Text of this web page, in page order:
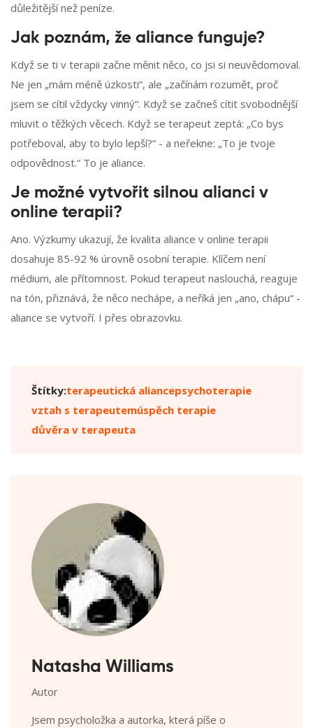
důležitější než peníze.
Jak poznám, že aliance funguje?
Když se ti v terapii začne měnit něco, co jsi si neuvědomoval.
Ne jen „mám méně úzkosti“, ale „začínám rozumět, proč
jsem se cítil vždycky vinný“. Když se začneš cítit svobodnější
mluvit o těžkých věcech. Když se terapeut zeptá: „Co bys
potřeboval, aby to bylo lepší?“ - a neřekne: „To je tvoje
odpovědnost.“ To je aliance.
Je možné vytvořit silnou alianci v
online terapii?
Ano. Výzkumy ukazují, že kvalita aliance v online terapii
dosahuje 85-92 % úrovně osobní terapie. Klíčem není
médium, ale přítomnost. Pokud terapeut naslouchá, reaguje
na tón, přiznává, že něco nechápe, a neříká jen „ano, chápu“ -
aliance se vytvoří. I přes obrazovku.
Štítky:terapeutická aliancepsychoterapie
vztah s terapeutemúspěch terapie
důvěra v terapeuta
Natasha Williams
Autor
Jsem psycholožka a autorka, která píše o